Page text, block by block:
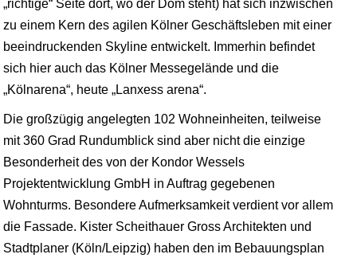
„richtige“ Seite dort, wo der Dom steht) hat sich inzwischen
zu einem Kern des agilen Kölner Geschäftsleben mit einer
beeindruckenden Skyline entwickelt. Immerhin befindet
sich hier auch das Kölner Messegelände und die
„Kölnarena“, heute „Lanxess arena“.
Die großzügig angelegten 102 Wohneinheiten, teilweise
mit 360 Grad Rundumblick sind aber nicht die einzige
Besonderheit des von der Kondor Wessels
Projektentwicklung GmbH in Auftrag gegebenen
Wohnturms. Besondere Aufmerksamkeit verdient vor allem
die Fassade. Kister Scheithauer Gross Architekten und
Stadtplaner (Köln/Leipzig) haben den im Bebauungsplan